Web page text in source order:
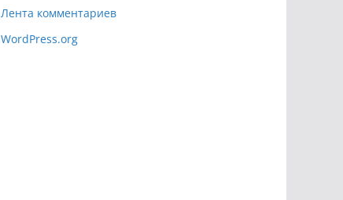
Лента комментариев
WordPress.org